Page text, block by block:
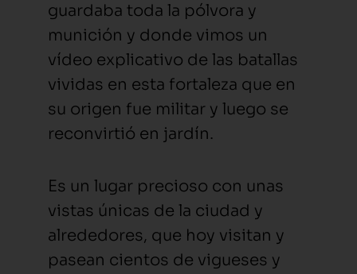
guardaba toda la pólvora y
munición y donde vimos un
vídeo explicativo de las batallas
vividas en esta fortaleza que en
su origen fue militar y luego se
reconvirtió en jardín.
Es un lugar precioso con unas
vistas únicas de la ciudad y
alrededores, que hoy visitan y
pasean cientos de vigueses y